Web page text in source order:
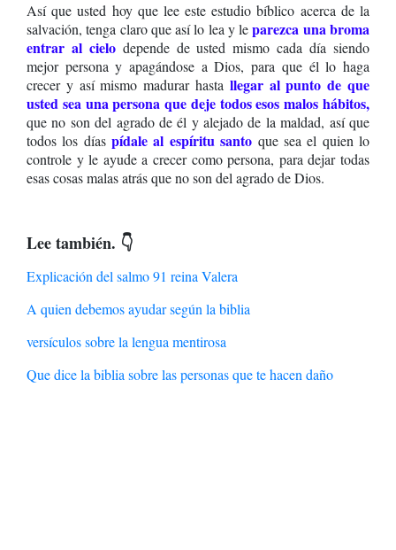
Así que usted hoy que lee este estudio bíblico acerca de la
salvación, tenga claro que así lo lea y leparezca una broma
entrar al cielo depende de usted mismo cada día siendo
mejor persona y apagándose a Dios, para que él lo haga
crecer y así mismo madurar hasta llegar al punto de que
usted sea una persona que deje todos esos malos hábitos,
que no son del agrado de él y alejado de la maldad, así que
todos los días pídale al espíritu santo que sea el quien lo
controle y le ayude a crecer como persona, para dejar todas
esas cosas malas atrás que no son del agrado de Dios.
Lee también. 👇
Explicación del salmo 91 reina Valera
A quien debemos ayudar según la biblia
versículos sobre la lengua mentirosa
Que dice la biblia sobre las personas que te hacen daño